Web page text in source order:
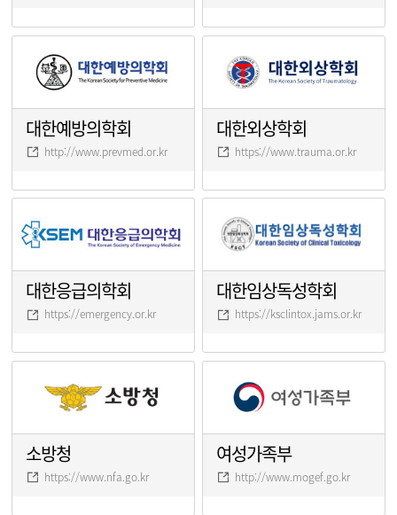
대한예방의학회
http://www.prevmed.or.kr
대한외상학회
https://www.trauma.or.kr
대한응급의학회
https://emergency.or.kr
대한임상독성학회
https://ksclintox.jams.or.kr
소방청
https://www.nfa.go.kr
여성가족부
http://www.mogef.go.kr